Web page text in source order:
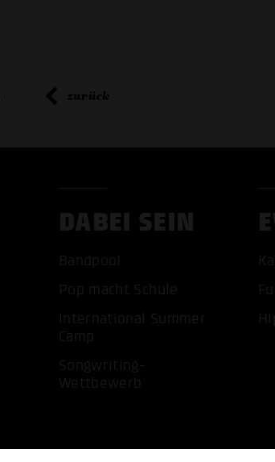
zurück
DABEI SEIN
Bandpool
Pop macht Schule
International Summer
Camp
Songwriting-
Wettbewerb